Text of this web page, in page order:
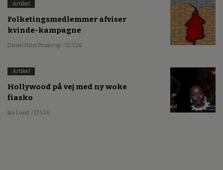
Artikel
Folketingsmedlemmer afviser
kvinde-kampagne
Daniel Holst Pinderup / 13.5.26
Artikel
Hollywood på vej med ny woke
fiasko
Jan Lund / 17.5.26